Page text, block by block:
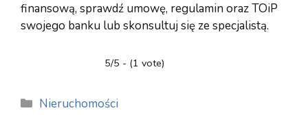
finansową, sprawdź umowę, regulamin oraz TOiP
swojego banku lub skonsultuj się ze specjalistą.
5/5 - (1 vote)
Kategorie
Nieruchomości